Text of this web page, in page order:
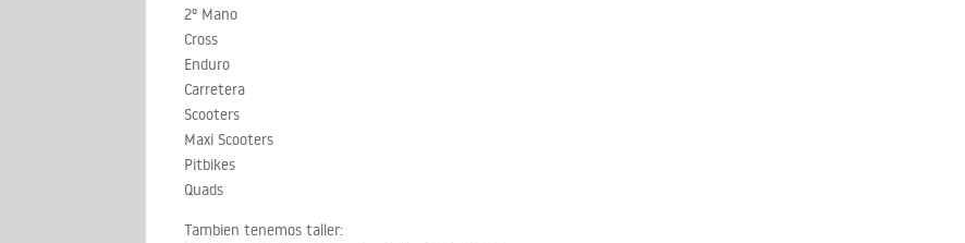
2º Mano
Cross
Enduro
Carretera
Scooters
Maxi Scooters
Pitbikes
Quads
Tambien tenemos taller: